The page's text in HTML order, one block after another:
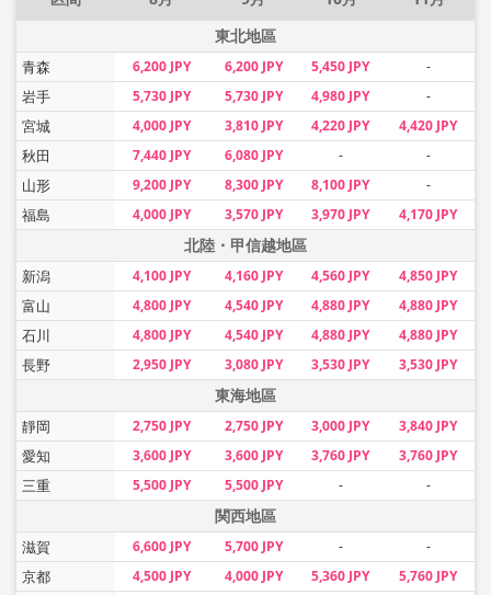
東北地區
青森 6,200 JPY 6,200 JPY 5,450 JPY -
岩手 5,730 JPY 5,730 JPY 4,980 JPY -
宮城 4,000 JPY 3,810 JPY 4,220 JPY 4,420 JPY
秋田 7,440 JPY 6,080 JPY - -
山形 9,200 JPY 8,300 JPY 8,100 JPY -
福島 4,000 JPY 3,570 JPY 3,970 JPY 4,170 JPY
北陸・甲信越地區
新潟 4,100 JPY 4,160 JPY 4,560 JPY 4,850 JPY
富山 4,800 JPY 4,540 JPY 4,880 JPY 4,880 JPY
石川 4,800 JPY 4,540 JPY 4,880 JPY 4,880 JPY
長野 2,950 JPY 3,080 JPY 3,530 JPY 3,530 JPY
東海地區
靜岡 2,750 JPY 2,750 JPY 3,000 JPY 3,840 JPY
愛知 3,600 JPY 3,600 JPY 3,760 JPY 3,760 JPY
三重 5,500 JPY 5,500 JPY - -
関西地區
滋賀 6,600 JPY 5,700 JPY - -
京都 4,500 JPY 4,000 JPY 5,360 JPY 5,760 JPY